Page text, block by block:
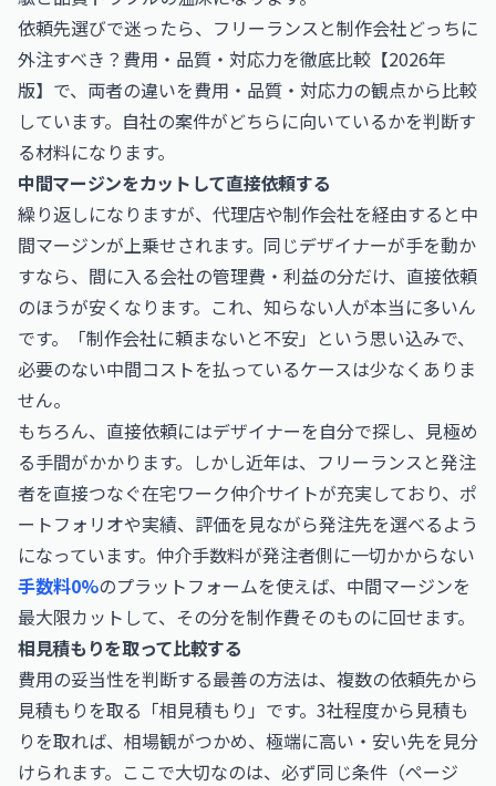
依頼先選びで迷ったら、 フリーランスと制作会社どっちに
外注すべき？費用・品質・対応力を徹底比較【2026年
版】 で、両者の違いを費用・品質・対応力の観点から比較
しています。自社の案件がどちらに向いているかを判断す
る材料になります。
中間マージンをカットして直接依頼する
繰り返しになりますが、代理店や制作会社を経由すると中
間マージンが上乗せされます。同じデザイナーが手を動か
すなら、間に入る会社の管理費・利益の分だけ、直接依頼
のほうが安くなります。これ、知らない人が本当に多いん
です。「制作会社に頼まないと不安」という思い込みで、
必要のない中間コストを払っているケースは少なくありま
せん。
もちろん、直接依頼にはデザイナーを自分で探し、見極め
る手間がかかります。しかし近年は、フリーランスと発注
者を直接つなぐ在宅ワーク仲介サイトが充実しており、ポ
ートフォリオや実績、評価を見ながら発注先を選べるよう
になっています。仲介手数料が発注者側に一切かからない
手数料0%のプラットフォームを使えば、中間マージンを
最大限カットして、その分を制作費そのものに回せます。
相見積もりを取って比較する
費用の妥当性を判断する最善の方法は、複数の依頼先から
見積もりを取る「相見積もり」です。3社程度から見積も
りを取れば、相場観がつかめ、極端に高い・安い先を見分
けられます。ここで大切なのは、必ず同じ条件（ページ